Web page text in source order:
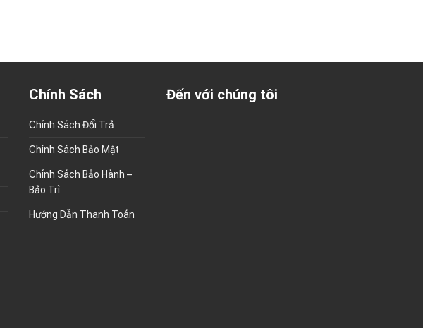
Chính Sách
Chính Sách Đổi Trả
Chính Sách Bảo Mật
Chính Sách Bảo Hành –
Bảo Trì
Hướng Dẫn Thanh Toán
Đến với chúng tôi